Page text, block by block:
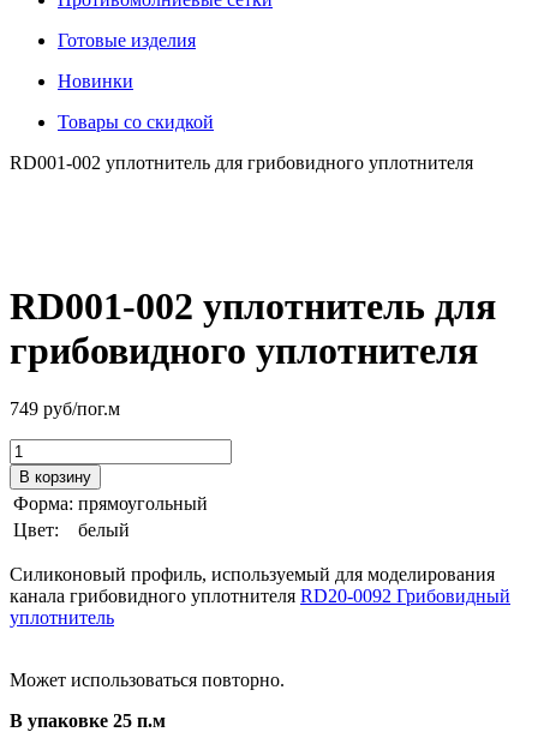
Готовые изделия
Новинки
Товары со скидкой
RD001-002 уплотнитель для грибовидного уплотнителя
RD001-002 уплотнитель для
грибовидного уплотнителя
749 руб/пог.м
В корзину
Форма: прямоугольный
Цвет:
белый
Силиконовый профиль, используемый для моделирования
канала грибовидного уплотнителя RD20-0092 Грибовидный
уплотнитель
Может использоваться повторно.
В упаковке 25 п.м